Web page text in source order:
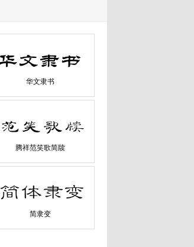
华文隶书
腾祥范笑歌简牍
简隶变